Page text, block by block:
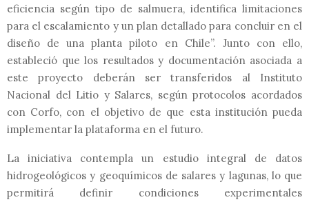
eficiencia según tipo de salmuera, identifica limitaciones
para el escalamiento y un plan detallado para concluir en el
diseño de una planta piloto en Chile”. Junto con ello,
estableció que los resultados y documentación asociada a
este proyecto deberán ser transferidos al Instituto
Nacional del Litio y Salares, según protocolos acordados
con Corfo, con el objetivo de que esta institución pueda
implementar la plataforma en el futuro.
La iniciativa contempla un estudio integral de datos
hidrogeológicos y geoquímicos de salares y lagunas, lo que
permitirá definir condiciones experimentales